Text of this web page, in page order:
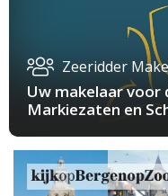
Zeeridder
Uw makelaar voor
Markiezaten en